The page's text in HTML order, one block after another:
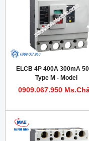
ELCB 4P 400A 300mA
Type M - Model
HDM1LE400M4004TA
0909.067.950